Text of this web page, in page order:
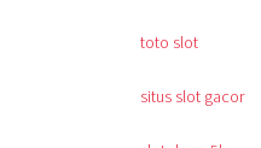
toto slot
situs slot gacor